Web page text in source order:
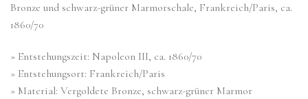
Bronze und schwarz-grüner Marmorschale, Frankreich/Paris, ca.
1860/70
» Entstehungszeit: Napoleon III, ca. 1860/70
» Entstehungsort: Frankreich/Paris
» Material: Vergoldete Bronze, schwarz-grüner Marmor